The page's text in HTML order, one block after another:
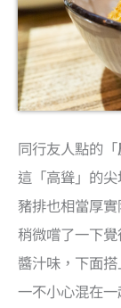
同行友人點的「
這「高聳」的
豬排也相當厚
稍微嚐了一下
醬汁味，下面
一不小心混在